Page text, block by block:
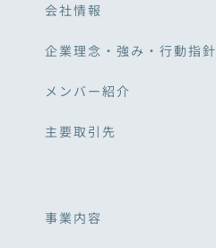
会社情報
企業理念・強み・行動指針
メンバー紹介
主要取引先
事業内容